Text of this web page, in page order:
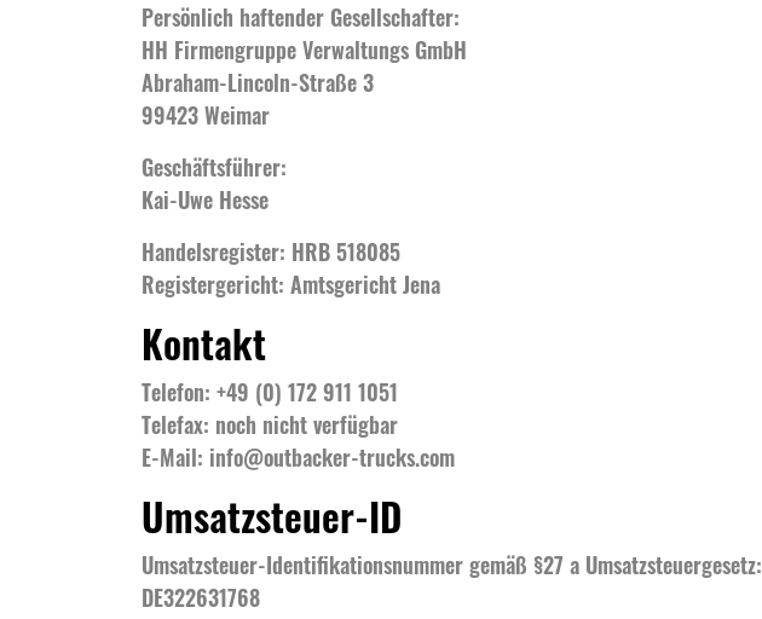
Persönlich haftender Gesellschafter:
HH Firmengruppe Verwaltungs GmbH
Abraham-Lincoln-Straße 3
99423 Weimar
Geschäftsführer:
Kai-Uwe Hesse
Handelsregister: HRB 518085
Registergericht: Amtsgericht Jena
Kontakt
Telefon: +49 (0) 172 911 1051
Telefax: noch nicht verfügbar
E-Mail: info@outbacker-trucks.com
Umsatzsteuer-ID
Umsatzsteuer-Identifikationsnummer gemäß §27 a Umsatzsteuergesetz:
DE322631768